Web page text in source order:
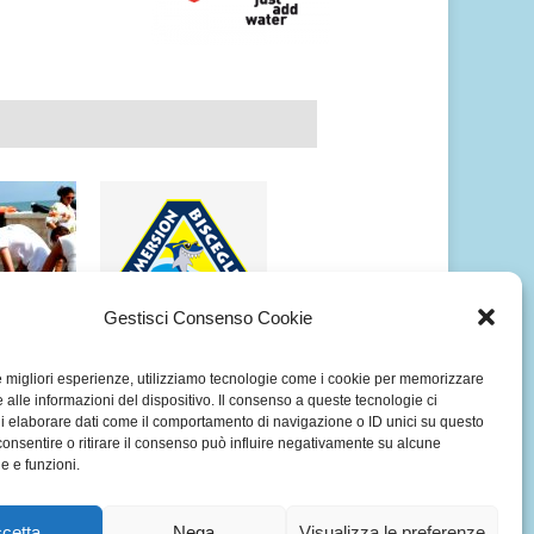
Gestisci Consenso Cookie
migliori esperienze, utilizziamo tecnologie come i cookie per memorizzare
alle informazioni del dispositivo. Il consenso a queste tecnologie ci
elaborare dati come il comportamento di navigazione o ID unici su questo
o ritirare il consenso può influire negativamente su alcune
e funzioni.
THE
SUBACQUEO ISOLE
BROTHER’S
DELL’EGITTO